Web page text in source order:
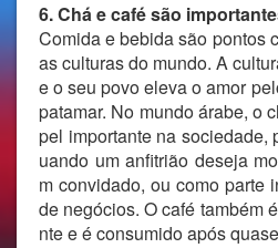
6. Chá e café são
Comida e bebida são pontos
as culturas do mundo. A
e o seu povo eleva o amor
patamar. No mundo árabe, o
pel importante na sociedade,
uando um anfitrião deseja
m convidado, ou como parte
de negócios. O café também
nte e é consumido após